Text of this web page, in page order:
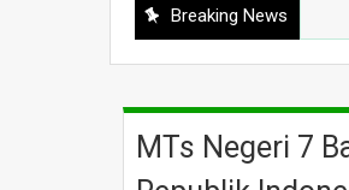
Breaking News
MTs Negeri 7